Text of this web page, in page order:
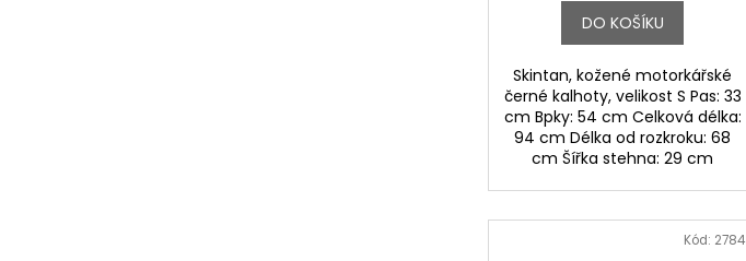
DO KOŠÍKU
Skintan, kožené motorkářské
černé kalhoty, velikost S Pas: 33
cm Bpky: 54 cm Celková délka:
94 cm Délka od rozkroku: 68
cm Šířka stehna: 29 cm
Kód: 2784